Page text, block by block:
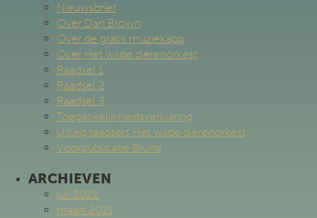
Nieuwsbrief
Over Dan Brown
Over de gratis muziekapp
Over Het wilde dierenorkest
Raadsel 1
Raadsel 2
Raadsel 3
Toegankelijkheidsverklaring
Uitleg raadsels Het wilde dierenorkest
Voorpublicatie Bruna
ARCHIEVEN
juli 2022
maart 2021